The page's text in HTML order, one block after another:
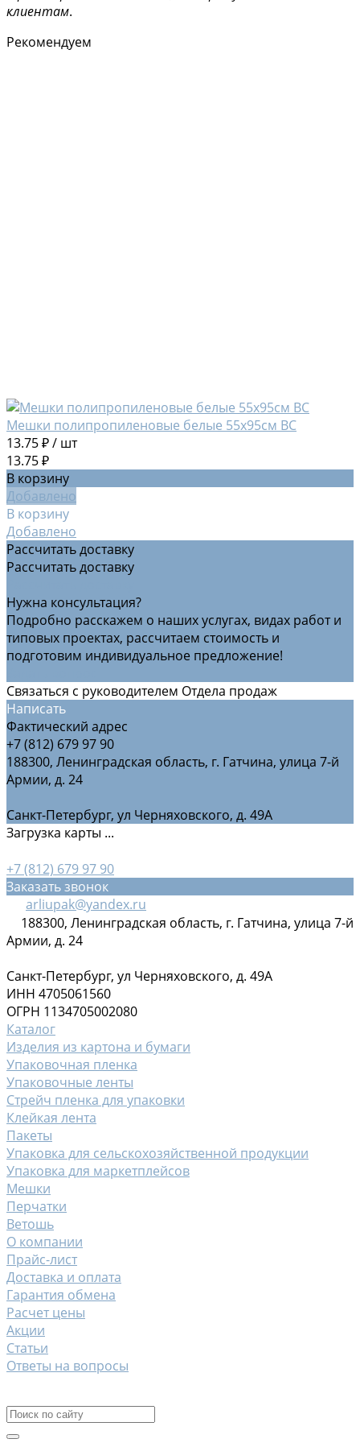
клиентам.
Рекомендуем
Мешки полипропиленовые белые 55х95см ВС
13.75 ₽/ шт
13.75 ₽
В корзину
Добавлено
В корзину
Добавлено
Рассчитать доставку
Рассчитать доставку
Нужна консультация?
Подробно расскажем о наших услугах, видах работ и
типовых проектах, рассчитаем стоимость и
подготовим индивидуальное предложение!
Связаться с руководителем Отдела продаж
Написать
Фактический адрес
+7 (812) 679 97 90
188300, Ленинградская область, г. Гатчина, улица 7-й
Армии, д. 24
Санкт-Петербург, ул Черняховского, д. 49А
Загрузка карты ...
+7 (812) 679 97 90
Заказать звонок
arliupak@yandex.ru
188300, Ленинградская область, г. Гатчина, улица 7-й
Армии, д. 24
Санкт-Петербург, ул Черняховского, д. 49А
ИНН 4705061560
ОГРН 1134705002080
Каталог
Изделия из картона и бумаги
Упаковочная пленка
Упаковочные ленты
Стрейч пленка для упаковки
Клейкая лента
Пакеты
Упаковка для сельскохозяйственной продукции
Упаковка для маркетплейсов
Мешки
Перчатки
Ветошь
О компании
Прайс-лист
Доставка и оплата
Гарантия обмена
Расчет цены
Акции
Статьи
Ответы на вопросы